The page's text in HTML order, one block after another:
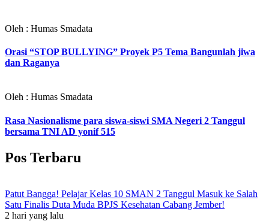
Oleh : Humas Smadata
Orasi “STOP BULLYING” Proyek P5 Tema Bangunlah jiwa
dan Raganya
Oleh : Humas Smadata
Rasa Nasionalisme para siswa-siswi SMA Negeri 2 Tanggul
bersama TNI AD yonif 515
Pos Terbaru
Patut Bangga! Pelajar Kelas 10 SMAN 2 Tanggul Masuk ke Salah
Satu Finalis Duta Muda BPJS Kesehatan Cabang Jember!
2 hari yang lalu